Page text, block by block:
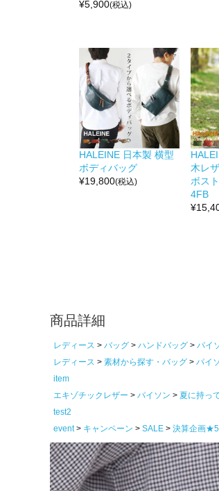
¥5,900(税込)
HALEINE 日本製 横型
ボディバッグ
¥19,800(税込)
木レ
ボス
4FB
¥
商品詳細
レディース バッグ ハンドバッグ
パイ
レディース
素材から探す・バッグ パイ
item
エキゾチックレザー
パイソン
夏に持っ
test2
event
キャンペーン SALE 決算企画